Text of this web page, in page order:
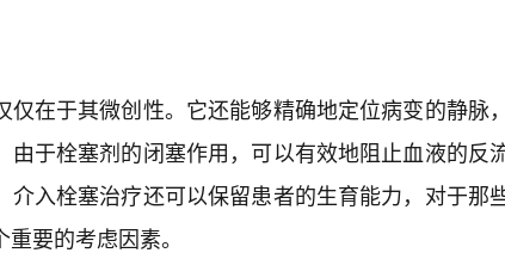
仅在于其微创性。它还能够精确地定位病变的静脉
由于栓塞剂的闭塞作用，可以有效地阻止血液的反
介入栓塞治疗还可以保留患者的生育能力，对于那
要的考虑因素。